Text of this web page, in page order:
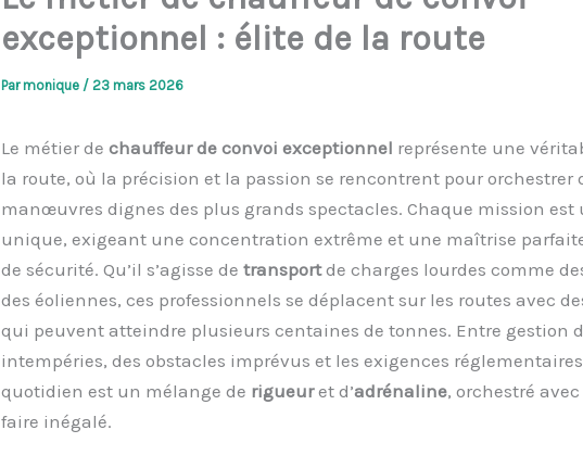
exceptionnel : élite de la route
Parmonique / 23 mars 2026
Le métier de chauffeur de convoi exceptionnel représente une
la route, où la précision et la passion se rencontrent pour orchestrer
manœuvres dignes des plus grands spectacles. Chaque mission est
unique, exigeant une concentration extrême et une maîtrise
de sécurité. Qu’il s’agisse de transportde charges lourdes comme
des éoliennes, ces professionnels se déplacent sur les routes avec
qui peuvent atteindre plusieurs centaines de tonnes. Entre gestion
intempéries, des obstacles imprévus et les exigences
quotidien est un mélange de rigueuret d’adrénaline, orchestré
faire inégalé.